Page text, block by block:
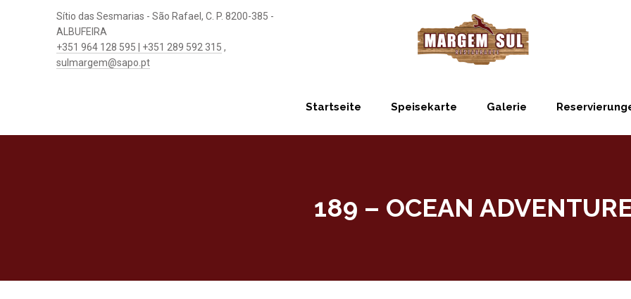
Sítio das Sesmarias - São Rafael, C. P. 8200-385 -
ALBUFEIRA
+351 964 128 595 | +351 289 592 315 ,
sulmargem@sapo.pt
Startseite Speisekarte Galerie
189 – OCEAN